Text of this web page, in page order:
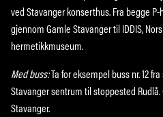
ved Stavanger konserthus. Fra begge
gjennom Gamle Stavanger til IDDIS,
hermetikkmuseum.
Med buss:Ta for eksempel buss nr. 12
Stavanger sentrum til stoppested
Stavanger.